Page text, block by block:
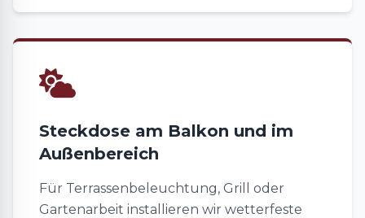
Steckdose am Balkon und im
Außenbereich
Für Terrassenbeleuchtung, Grill oder
Gartenarbeit installieren wir wetterfeste